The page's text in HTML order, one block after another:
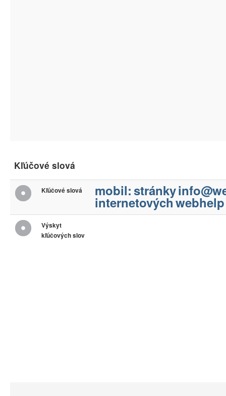
Kľúčové slová
Kľúčové slová mobil:stránky
internetovýchwebhelp
Výskyt
kľúčových slov